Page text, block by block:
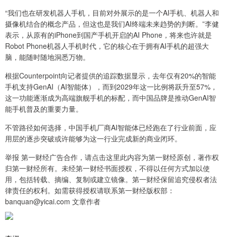
“我们也在研发机器人手机，目前对外展示的是一个AI手机、机器人和
摄像机结合的概念产品，但这也是我们AI终端未来趋势的判断。”李健
表示，从原有的iPhone到国产手机开启的AI Phone，将来也许就是
Robot Phone机器人手机时代，它的核心在于拥有AI手机的超强大
脑，能随时随地洞悉万物。
根据Counterpoint向记者提供的追踪数据显示，去年仅有20%的智能
手机支持GenAI（AI智能体），而到2029年这一比例将跃升至57%，
这一功能逐渐成为高端旗舰手机的标配，而中国品牌是推动GenAI智
能手机普及的重要力量。
不管路径如何选择，中国手机厂商AI智能体已经跑在了行业前面，应
用层的逐步突破或许能够为这一行业完成新的商业闭环。
举报 第一财经广告合作，请点击这里此内容为第一财经原创，著作权
归第一财经所有。未经第一财经书面授权，不得以任何方式加以使
用，包括转载、摘编、复制或建立镜像。第一财经保留追究侵权者法
律责任的权利。如需获得授权请联系第一财经版权部：
banquan@yicai.com 文章作者